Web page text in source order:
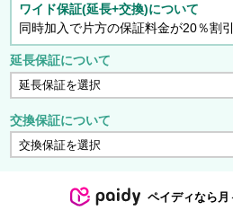
ワイド保証(延長+交換)について
同時加入で片方の保証料金が20％割
延長保証について
交換保証について
ペイディなら月